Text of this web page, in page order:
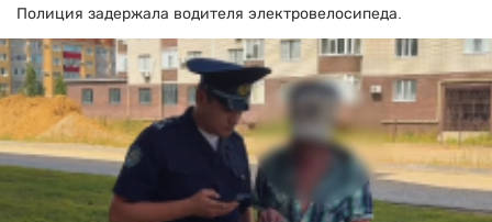
Полиция задержала водителя электровелосипеда.